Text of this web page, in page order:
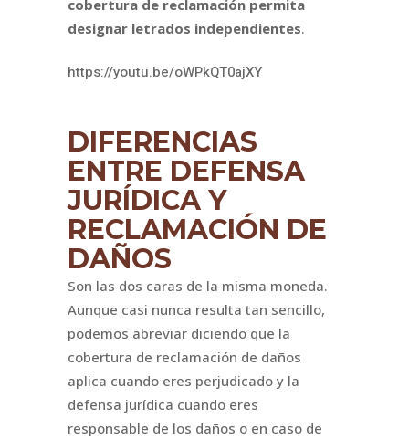
cobertura de reclamación permita
designar letrados independientes.
https://youtu.be/oWPkQT0ajXY
DIFERENCIAS
ENTRE DEFENSA
JURÍDICA Y
RECLAMACIÓN DE
DAÑOS
Son las dos caras de la misma moneda.
Aunque casi nunca resulta tan sencillo,
podemos abreviar diciendo que la
cobertura de reclamación de daños
aplica cuando eres perjudicado y la
defensa jurídica cuando eres
responsable de los daños o en caso de